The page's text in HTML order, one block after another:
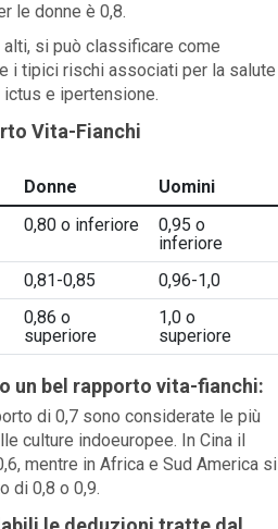
le donne è 0,8.
si può classificare come
i tipici rischi associati per la salute
ictus e ipertensione.
Vita-Fianchi
Donne
Uomini
0,80 o inferiore
0,95 o
inferiore
0,81-0,85
0,96-1,0
0,86 o
superiore
1,0 o
superiore
un bel rapporto vita-fianchi:
di 0,7 sono considerate le più
culture indoeuropee. In Cina il
mentre in Africa e Sud America si
di 0,8 o 0,9.